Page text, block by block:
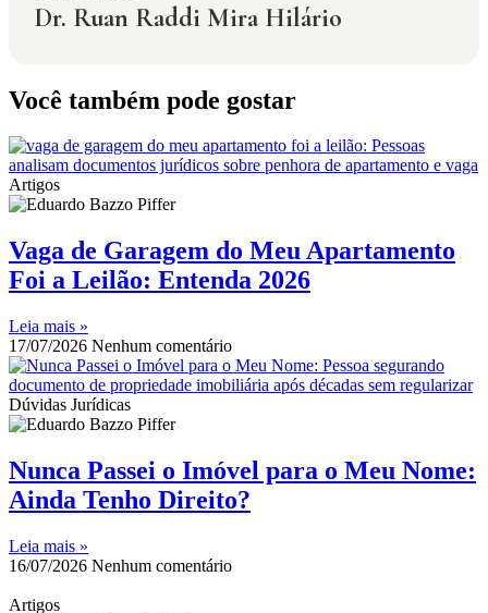
Dr. Ruan Raddi Mira Hilário
Você também pode gostar
Artigos
Vaga de Garagem do Meu Apartamento
Foi a Leilão: Entenda 2026
Leia mais »
17/07/2026 Nenhum comentário
Dúvidas Jurídicas
Nunca Passei o Imóvel para o Meu Nome:
Ainda Tenho Direito?
Leia mais »
16/07/2026 Nenhum comentário
Artigos